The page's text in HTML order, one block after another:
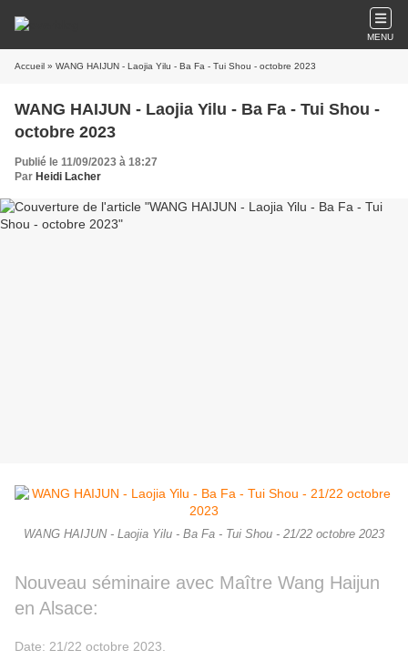
MENU
Accueil » WANG HAIJUN - Laojia Yilu - Ba Fa - Tui Shou - octobre 2023
WANG HAIJUN - Laojia Yilu - Ba Fa - Tui Shou -
octobre 2023
Publié le 11/09/2023 à 18:27
Par Heidi Lacher
WANG HAIJUN - Laojia Yilu - Ba Fa - Tui Shou - 21/22 octobre 2023
Nouveau séminaire avec Maître Wang Haijun
en Alsace:
Date: 21/22 octobre 2023.